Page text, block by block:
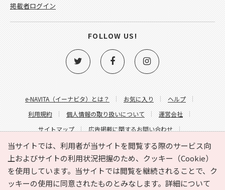
当サイトでは、利用者が当サイトを閲覧する際のサービス向
上およびサイトの利用状況把握のため、クッキー（Cookie）
を使用しています。当サイトでは閲覧を継続されることで、ク
ッキーの使用に同意されたものとみなします。詳細について
e-NAVITA（イーナビタ）とは？ お気に入り
ヘルプ
利用規約
個人情報の取り扱いについて
運営会社
サイトマップ
広告掲載に関するお問い合わせ
サイトの内容に関するお問い合わせ
掲載者ログイン
FOLLOW US!